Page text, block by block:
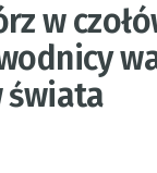
w
świata